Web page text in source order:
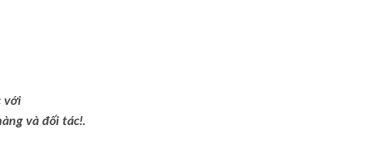
với
và đối tác!.